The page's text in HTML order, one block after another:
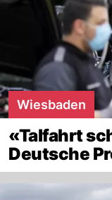
Wiesbaden
«Talfahrt
Deutsche